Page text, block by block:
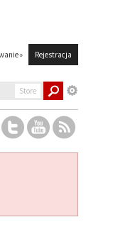
» Rejestracja
Store